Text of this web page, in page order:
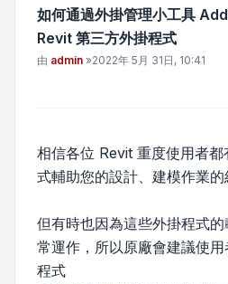
如何通過外掛管理小工具
Revit 第三方外掛程式
文章
由 admin »2022年 5月 31日, 10:41
相信各位 Revit 重度使用者
式輔助您的設計、建模作業的
但有時也因為這些外掛程式
常運作，所以原廠會建議使
程式